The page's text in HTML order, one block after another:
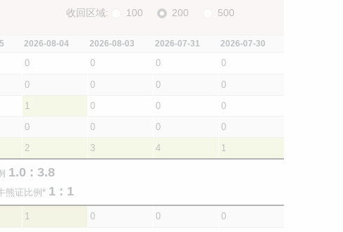
收回区域: 100 200 500
2026-08-04 2026-08-03 2026-07-31 2026-07-30
0 0 0
0
0 0 0
0
1 0 0
0
0 0 0
0
2 3 4 1
1.0 : 3.8
熊证比例* 1 : 1
1 0 0
0